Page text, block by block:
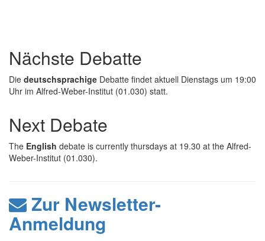
Nächste Debatte
Die deutschsprachige Debatte findet aktuell Dienstags um 19:00
Uhr im Alfred-Weber-Institut (01.030) statt.
Next Debate
The English debate is currently thursdays at 19.30 at the Alfred-
Weber-Institut (01.030).
Zur Newsletter-
Anmeldung